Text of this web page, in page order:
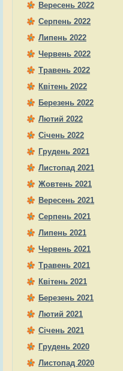
Вересень 2022
Серпень 2022
Липень 2022
Червень 2022
Травень 2022
Квітень 2022
Березень 2022
Лютий 2022
Січень 2022
Грудень 2021
Листопад 2021
Жовтень 2021
Вересень 2021
Серпень 2021
Липень 2021
Червень 2021
Травень 2021
Квітень 2021
Березень 2021
Лютий 2021
Січень 2021
Грудень 2020
Листопад 2020